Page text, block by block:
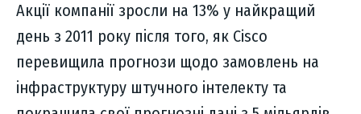
Акції компанії зросли на 13% у найкращий
день з 2011 року після того, як Cisco
перевищила прогнози щодо замовлень на
інфраструктуру штучного інтелекту та